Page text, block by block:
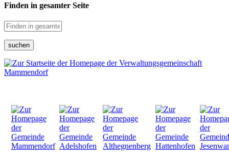
Finden in gesamter Seite
suchen